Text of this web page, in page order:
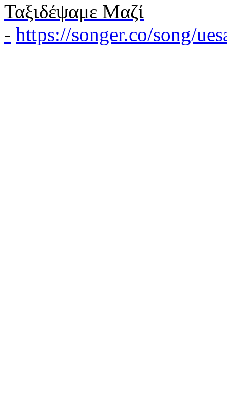
Ταξιδέψαμε Μαζί
- https://songer.co/song/